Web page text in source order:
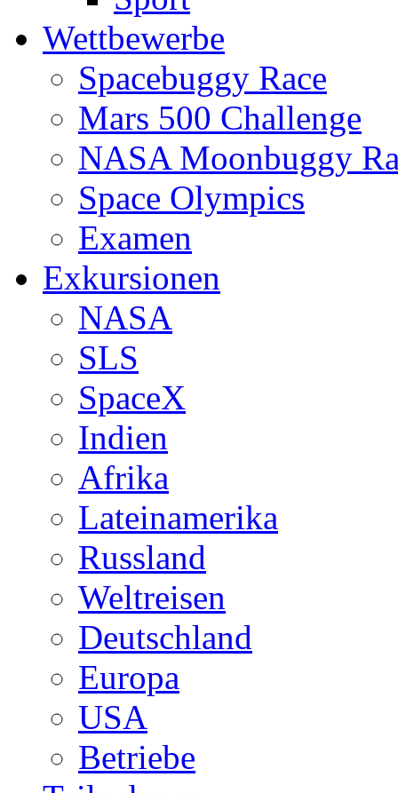
Wettbewerbe
Spacebuggy Race
Mars 500 Challenge
NASA Moonbuggy
Space Olympics
Examen
Exkursionen
NASA
SLS
SpaceX
Indien
Afrika
Lateinamerika
Russland
Weltreisen
Deutschland
Europa
USA
Betriebe